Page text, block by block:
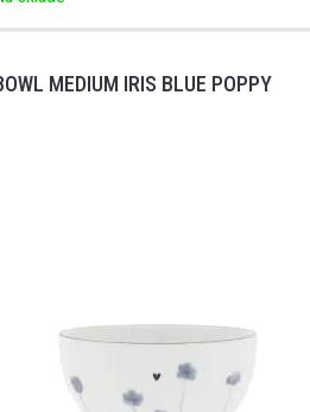
MEDIUM IRIS BLUE POPPY